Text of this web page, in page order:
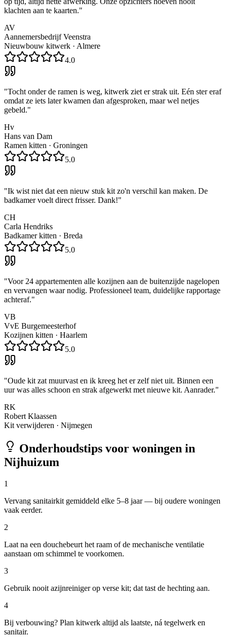
klachten aan te kaarten."
AV
Aannemersbedrijf Veenstra
Nieuwbouw kitwerk · Almere
4.0
"Tocht onder de ramen is weg, kitwerk ziet er strak uit. Eén ster eraf
omdat ze iets later kwamen dan afgesproken, maar wel netjes
gebeld."
Hv
Hans van Dam
Ramen kitten · Groningen
5.0
"Ik wist niet dat een nieuw stuk kit zo'n verschil kan maken. De
badkamer voelt direct frisser. Dank!"
CH
Carla Hendriks
Badkamer kitten · Breda
5.0
"Voor 24 appartementen alle kozijnen aan de buitenzijde nagelopen
en vervangen waar nodig. Professioneel team, duidelijke rapportage
achteraf."
VB
VvE Burgemeesterhof
Kozijnen kitten · Haarlem
5.0
"Oude kit zat muurvast en ik kreeg het er zelf niet uit. Binnen een
uur was alles schoon en strak afgewerkt met nieuwe kit. Aanrader."
RK
Robert Klaassen
Kit verwijderen · Nijmegen
Onderhoudstips voor woningen in
Nijhuizum
1
Vervang sanitairkit gemiddeld elke 5–8 jaar — bij oudere woningen
vaak eerder.
2
Laat na een douchebeurt het raam of de mechanische ventilatie
aanstaan om schimmel te voorkomen.
3
Gebruik nooit azijnreiniger op verse kit; dat tast de hechting aan.
4
Bij verbouwing? Plan kitwerk altijd als laatste, ná tegelwerk en
sanitair.